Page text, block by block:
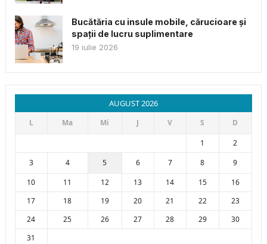
Bucătăria cu insule mobile, cărucioare și
spații de lucru suplimentare
19 iulie 2026
AUGUST 2026
L Ma Mi J V S
D
1
2
3
4 5 6 7 8
9
10
11 12 13 14 15
16
17
18 19 20 21 22
23
24
25 26 27 28 29
30
31